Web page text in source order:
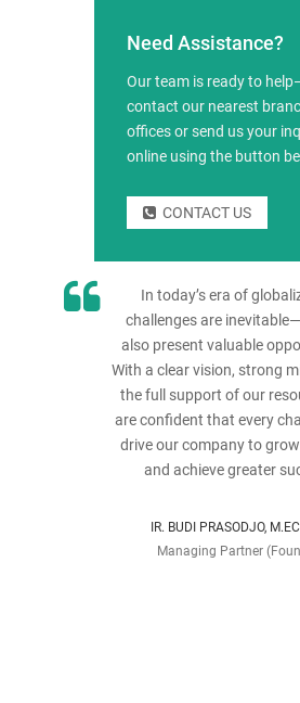
Need Assistance?
Our team is ready to
contact our nearest
offices or send us your
online using the button
CONTACT US
In today’s era of
challenges are
also present valuable
With a clear vision, strong
the full support of our
are confident that every
drive our company to
and achieve greater
IR. BUDI PRASODJO,
Managing Partner